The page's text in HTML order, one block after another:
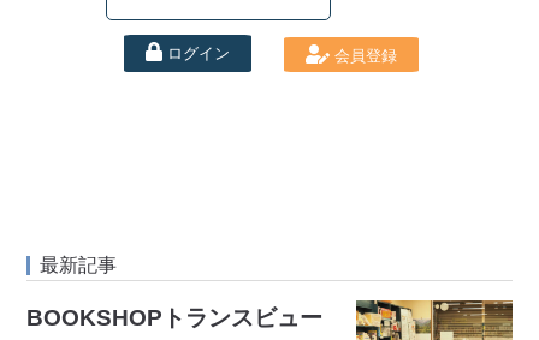
ログイン 会員登録
最新記事
BOOKSHOPトランスビュー